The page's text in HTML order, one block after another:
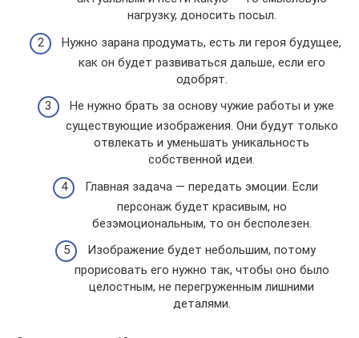
нагрузку, доносить посыл.
Нужно зарана продумать, есть ли героя будущее,
как он будет развиваться дальше, если его
одобрят.
Не нужно брать за основу чужие работы и уже
существующие изображения. Они будут только
отвлекать и уменьшать уникальность
собственной идеи.
Главная задача — передать эмоции. Если
персонаж будет красивым, но
безэмоциональным, то он бесполезен.
Изображение будет небольшим, потому
прорисовать его нужно так, чтобы оно было
целостным, не перегруженным лишними
деталями.